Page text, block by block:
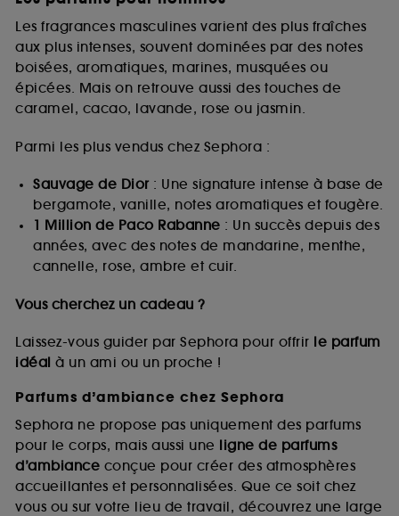
Les fragrances masculines varient des plus fraîches
aux plus intenses, souvent dominées par des notes
boisées, aromatiques, marines, musquées ou
épicées. Mais on retrouve aussi des touches de
caramel, cacao, lavande, rose ou jasmin.
Parmi les plus vendus chez Sephora :
Sauvage de Dior: Une signature intense à base de
bergamote, vanille, notes aromatiques et fougère.
1 Million de Paco Rabanne : Un succès depuis des
années, avec des notes de mandarine, menthe,
cannelle, rose, ambre et cuir.
Vous cherchez un cadeau ?
Laissez-vous guider par Sephora pour offrir le parfum
idéal à un ami ou un proche !
Parfums d’ambiance chez Sephora
Sephora ne propose pas uniquement des parfums
pour le corps, mais aussi une ligne de parfums
d’ambiance conçue pour créer des atmosphères
accueillantes et personnalisées. Que ce soit chez
vous ou sur votre lieu de travail, découvrez une large